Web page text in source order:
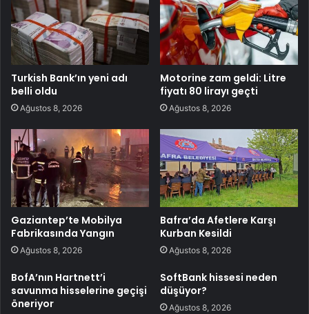
Turkish Bank’ın yeni adı
belli oldu
Ağustos 8, 2026
Motorine zam geldi: Litre
fiyatı 80 lirayı geçti
Ağustos 8, 2026
Gaziantep’te Mobilya
Fabrikasında Yangın
Ağustos 8, 2026
Bafra’da Afetlere Karşı
Kurban Kesildi
Ağustos 8, 2026
BofA’nın Hartnett’i
savunma hisselerine geçişi
öneriyor
SoftBank hissesi neden
düşüyor?
Ağustos 8, 2026